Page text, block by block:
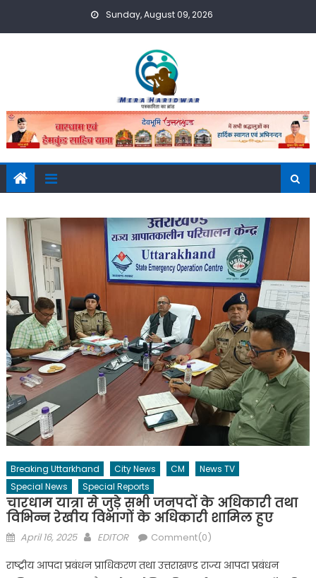
Sunday, August 09, 2026
Breaking Uttarkhand City News CM
News TV
Special News
Special Reports
चारधाम यात्रा से जुड़े सभी जनपदों के अधिकारी तथा
विभिन्न रेखीय विभागों के अधिकारी शामिल हुए
Posted
April 16, 2025 Author
EDITOR Comment(0)
राष्ट्रीय आपदा प्रबंधन प्राधिकरण तथा उत्तराखण्ड राज्य आपदा प्रबंधन